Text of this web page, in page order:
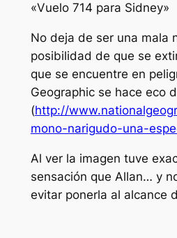
«Vuelo 714 para Sidney»
No deja de ser una mala
posibilidad de que se
que se encuentre en
Geographic se hace eco
(http://
mono-narigudo-una-
Al ver la imagen tuve
sensación que Allan… y
evitar ponerla al alcance